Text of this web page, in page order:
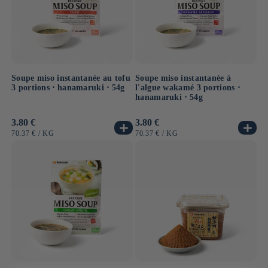
Soupe miso instantanée au tofu
3 portions ⋅ hanamaruki ⋅ 54g
Prix
habituel
3.80 €
PRIX
70.37 € / PAR
KG
Soupe miso instantanée à
l'algue wakamé 3 portions ⋅
hanamaruki ⋅ 54g
Prix
habituel
3.80 €
PRIX
70.37 € / PAR
KG